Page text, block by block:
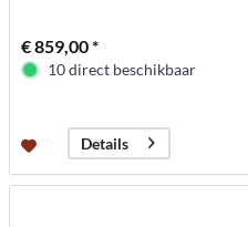
€ 859,00 *
10 direct beschikbaar
Details